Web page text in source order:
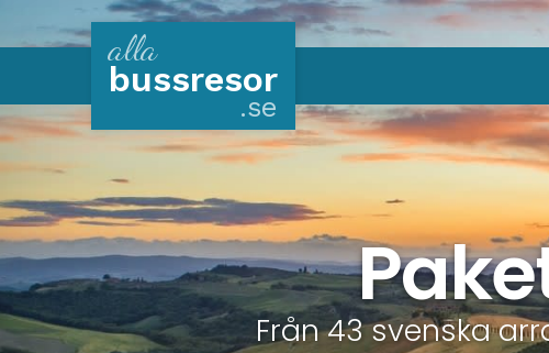
alla
bussresor
.se
Från 43 svenska